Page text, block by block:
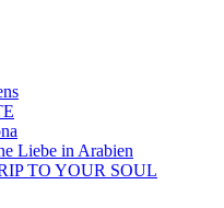
Liebe in Arabien
TO YOUR SOUL